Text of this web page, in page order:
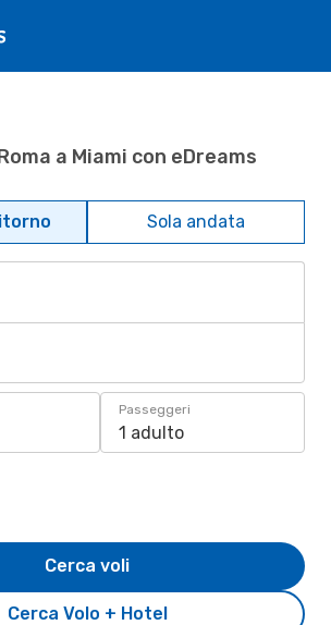
a Miami con eDreams
Sola andata
Passeggeri
1 adulto
Cerca Volo + Hotel
Cerca voli